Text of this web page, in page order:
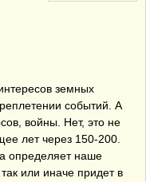
земных
событий. А
войны. Нет, это не
лет через 150-200.
определяет наше
или иначе придет в